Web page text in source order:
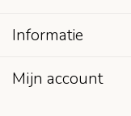
Informatie
Mijn account